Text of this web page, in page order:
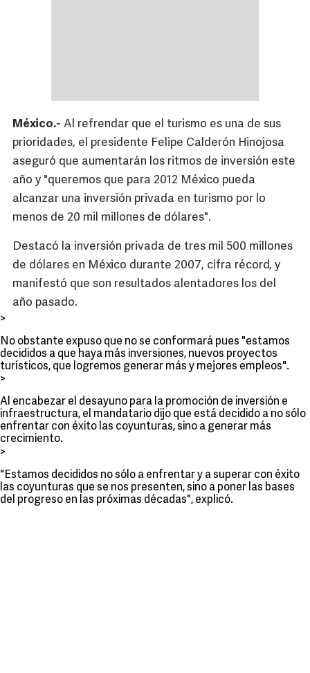
México.- Al refrendar que el turismo es una de sus
prioridades, el presidente Felipe Calderón Hinojosa
aseguró que aumentarán los ritmos de inversión este
año y "queremos que para 2012 México pueda
alcanzar una inversión privada en turismo por lo
menos de 20 mil millones de dólares".
Destacó la inversión privada de tres mil 500 millones
de dólares en México durante 2007, cifra récord, y
manifestó que son resultados alentadores los del
año pasado.
>
No obstante expuso que no se conformará pues "estamos
decididos a que haya más inversiones, nuevos proyectos
turísticos, que logremos generar más y mejores empleos".
>
Al encabezar el desayuno para la promoción de inversión e
infraestructura, el mandatario dijo que está decidido a no sólo
enfrentar con éxito las coyunturas, sino a generar más
crecimiento.
>
"Estamos decididos no sólo a enfrentar y a superar con éxito
las coyunturas que se nos presenten, sino a poner las bases
del progreso en las próximas décadas", explicó.